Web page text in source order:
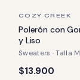
ÚLTIMA PIEZA
COZY CREEK
Polerón con
y Liso
Sweaters · Talla M
Precio:
$13.900